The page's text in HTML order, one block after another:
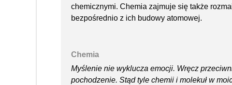
chemicznymi. Chemia zajmuje się także
bezpośrednio z ich budowy atomowej.
Chemia
Myślenie nie wyklucza emocji. Wręcz
pochodzenie. Stąd tyle chemii i molekuł w